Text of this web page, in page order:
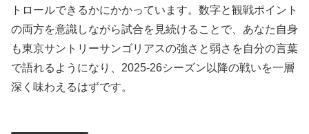
トロールできるかにかかっています。数字と観戦ポイント
の両方を意識しながら試合を見続けることで、あなた自身
も東京サントリーサンゴリアスの強さと弱さを自分の言葉
で語れるようになり、2025-26シーズン以降の戦いを一層
深く味わえるはずです。